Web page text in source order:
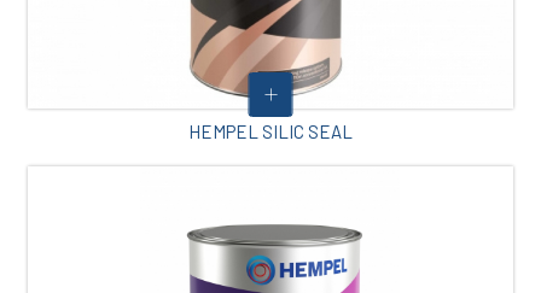
HEMPEL SILIC SEAL